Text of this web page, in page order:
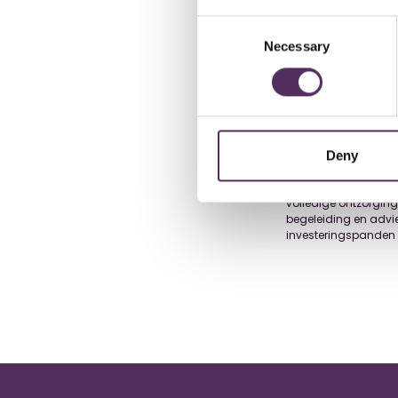
Necessary
Deny
3.657 in het eerste
eerste halfjaar,
Belgen in totaal
De vraag naar
toegenomen
Nederland steeds
Waar doet u dat
Compleet ontzorgd
volledige
begeleiding en
investeringspanden